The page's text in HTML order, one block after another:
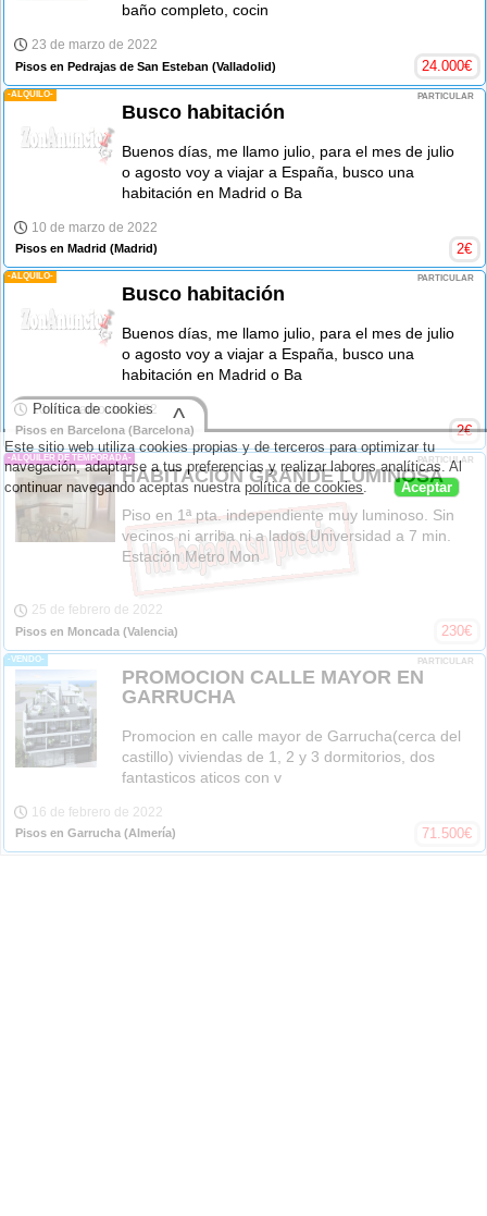
baño completo, cocin
23 de marzo de 2022
Pisos en Pedrajas de San Esteban (Valladolid) 24.000€
-ALQUILO- PARTICULAR
Busco habitación
Buenos días, me llamo julio, para el mes de julio
o agosto voy a viajar a España, busco una
habitación en Madrid o Ba
10 de marzo de 2022
Pisos en Madrid (Madrid) 2€
-ALQUILO- PARTICULAR
Busco habitación
Buenos días, me llamo julio, para el mes de julio
o agosto voy a viajar a España, busco una
habitación en Madrid o Ba
10 de marzo de 2022
Pisos en Barcelona (Barcelona) 2€
-ALQUILER DE TEMPORADA- PARTICULAR
HABITACION GRANDE LUMINOSA
Piso en 1ª pta. independiente muy luminoso. Sin
vecinos ni arriba ni a lados.Universidad a 7 min.
Estación Metro Mon
25 de febrero de 2022
Pisos en Moncada (Valencia) 230€
-VENDO- PARTICULAR
PROMOCION CALLE MAYOR EN
GARRUCHA
Promocion en calle mayor de Garrucha(cerca del
castillo) viviendas de 1, 2 y 3 dormitorios, dos
fantasticos aticos con v
16 de febrero de 2022
Pisos en Garrucha (Almería) 71.500€
Este sitio web utiliza cookies propias y de terceros para optimizar tu
navegación, adaptarse a tus preferencias y realizar labores analíticas. Al
continuar navegando aceptas nuestrapolítica de cookies. Aceptar
Política de cookies ^